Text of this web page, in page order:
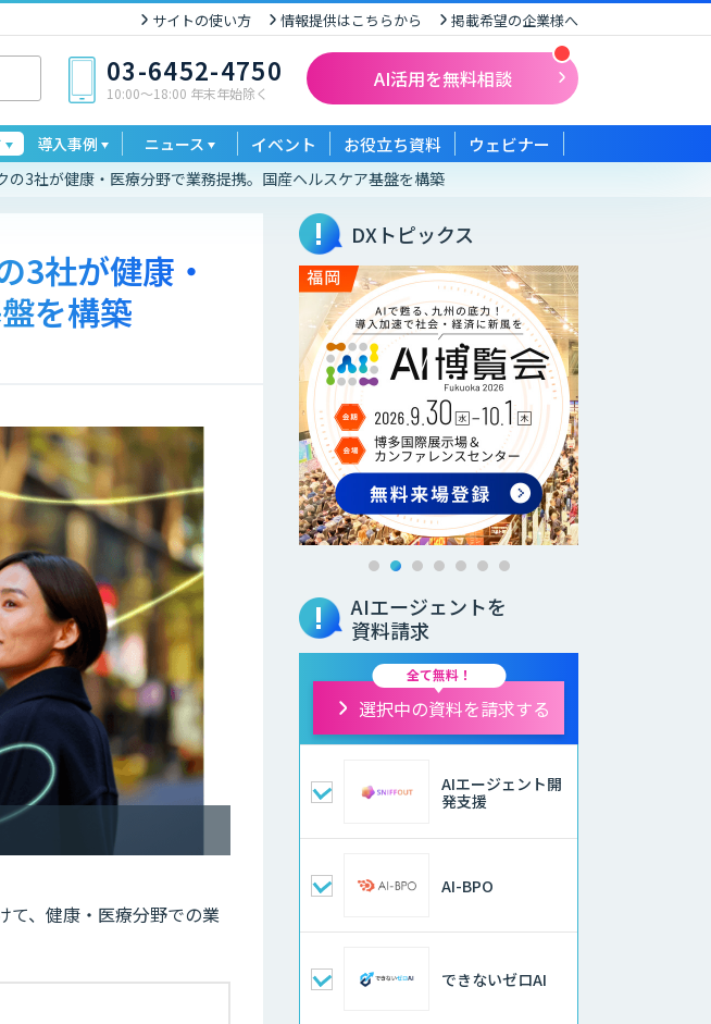
サイトの使い方 情報提供はこちらから 掲載希望の企業様へ
03-6452-4750
10:00〜18:00 年末年始除く
AI活用を無料相談
導入事例 ニュース イベント お役立ち資料 ウェビナー
の3社が健康・医療分野で業務提携。国産ヘルスケア基盤を構築
3社が健康・
を構築
て、健康・医療分野での業
DXトピックス
AIエージェントを
資料請求
全て無料！
選択中の資料を請求する
AIエージェント開
発支援
AI-BPO
できないゼロAI